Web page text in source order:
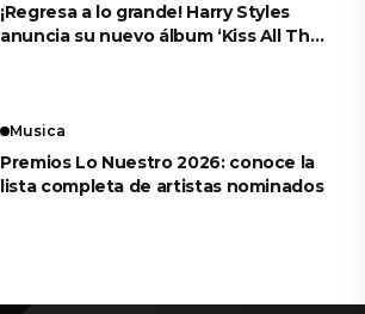
¡Regresa a lo grande! Harry Styles
anuncia su nuevo álbum ‘Kiss All The
Musica
Premios Lo Nuestro 2026: conoce la
lista completa de artistas nominados